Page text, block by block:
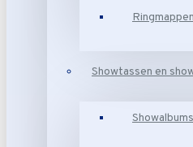
Showtassen en
Showalbums